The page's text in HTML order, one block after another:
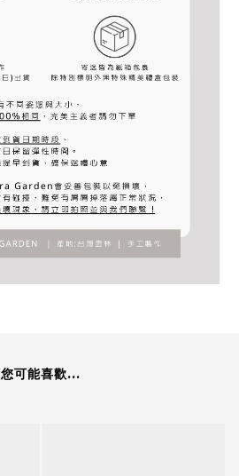
您可能喜歡...